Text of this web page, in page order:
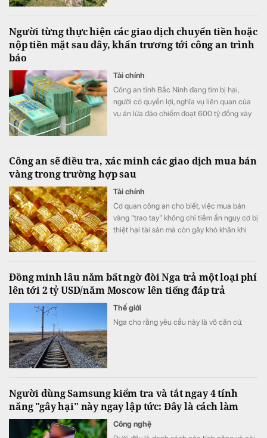
Người từng thực hiện các giao dịch chuyển tiền hoặc
nộp tiền mặt sau đây, khẩn trương tới công an trình
báo
Tài chính
Công an tỉnh Bắc Ninh đang tìm bị hại,
người có quyền lợi, nghĩa vụ liên quan của
vụ án lừa đảo chiếm đoạt 600 tỷ đồng xảy
Công an sẽ điều tra, xác minh các giao dịch mua bán
vàng trong trường hợp sau
Tài chính
Cơ quan công an cho biết, việc mua bán
vàng "trao tay" không chỉ tiềm ẩn nguy cơ bị
thiệt hại tài sản mà còn gây khó khăn khi
Đồng minh lâu năm bất ngờ đòi Nga trả một loại phí
lên tới 2 tỷ USD/năm Moscow lên tiếng đáp trả
Thế giới
Nga cho rằng yêu cầu này là vô căn cứ.
Người dùng Samsung kiểm tra và tắt ngay 4 tính
năng "gây hại" này ngay lập tức: Đây là cách làm
Công nghệ